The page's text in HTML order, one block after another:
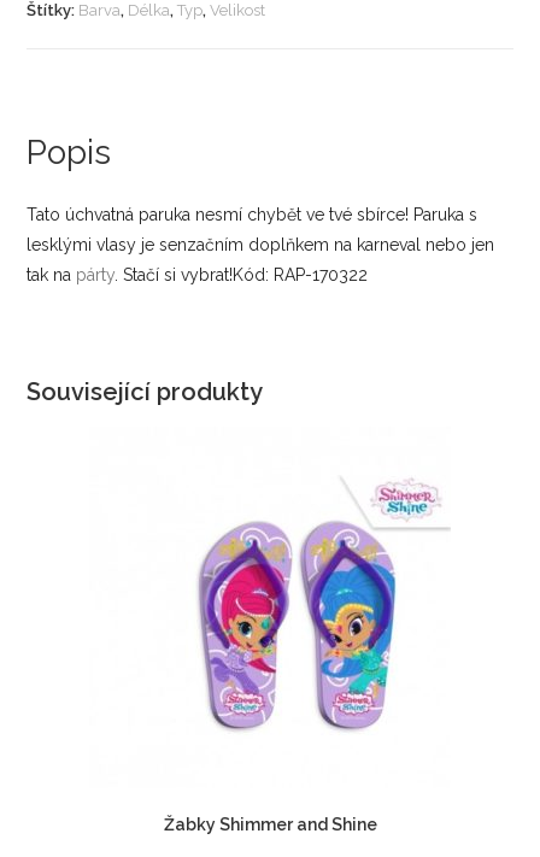
Štítky: Barva, Délka,Typ,Velikost
Popis
Tato úchvatná paruka nesmí chybět ve tvé sbírce! Paruka s
lesklými vlasy je senzačním doplňkem na karneval nebo jen
tak na párty . Stačí si vybrat!Kód: RAP-170322
Související produkty
Žabky Shimmer and Shine